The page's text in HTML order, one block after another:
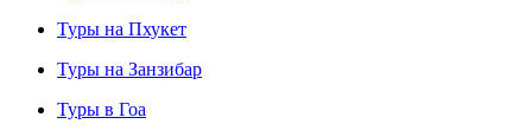
Туры на Пхукет
Туры на Занзибар
Туры в Гоа